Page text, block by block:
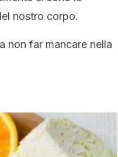
nostro corpo.
non far mancare nella